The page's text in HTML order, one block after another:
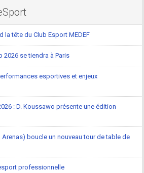
la tête du Club Esport MEDEF
2026 se tiendra à Paris
esportives et enjeux
: D. Koussawo présente une édition
Arenas) boucle un nouveau tour de table de
professionnelle